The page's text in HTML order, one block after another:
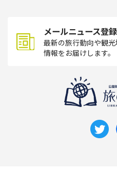
メールニュース登録
最新の旅行動向や観
情報をお届けします。